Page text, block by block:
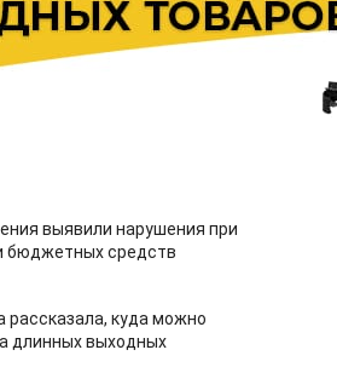
выявили нарушения при
бюджетных средств
рассказала, куда можно
длинных выходных